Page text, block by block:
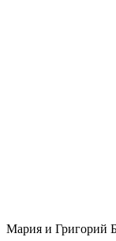
Мария и Григорий